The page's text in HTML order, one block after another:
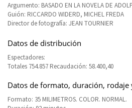
Argumento: BASADO EN LA NOVELA DE
Guión: RICCARDO WIDERD, MICHEL FREDA
Director de fotografía: JEAN TOURNIER
Datos de distribución
Espectadores:
Totales 754.857 Recaudación: 58.400,40
Datos de formato, duración, rodaje
Formato: 35 MILIMETROS. COLOR. NORMAL.